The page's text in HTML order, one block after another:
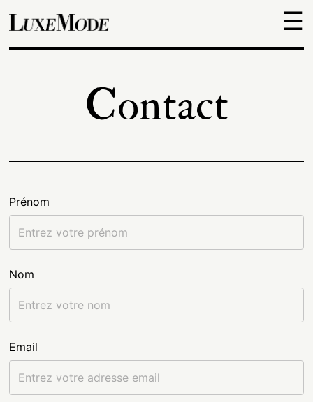
☰
Objets
Escapades
Découvertes
Adresses
À
propos
Contact
Contact
Prénom
Nom
Email